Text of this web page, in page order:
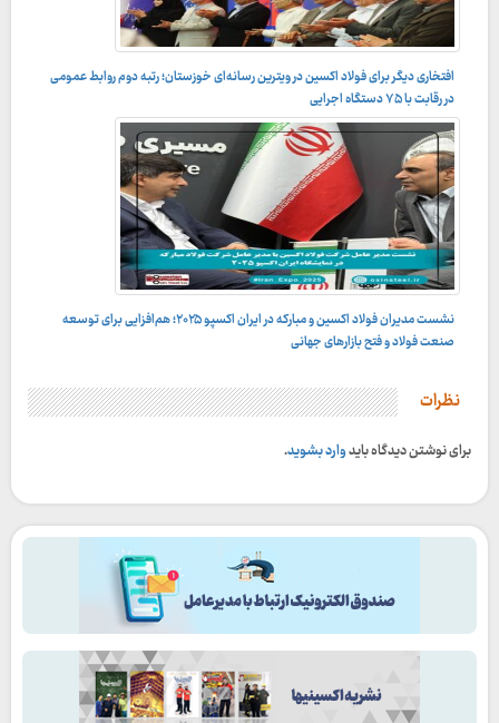
با حضور دستیار اجتماعی رئیس‌جمهور و استاندار خوزستان در مراسم
اختتامیه جشنواره سلام خوزستان؛
افتخاری دیگر برای فولاد اکسین در ویترین رسانه‌ای خوزستان؛ رتبه دوم روابط عمومی
در رقابت با ۷۵ دستگاه اجرایی
ایران اکسپو۲۰۲۵
نشست مدیران فولاد اکسین و مبارکه در ایران اکسپو ۲۰۲۵؛ هم‌افزایی برای توسعه
صنعت فولاد و فتح بازارهای جهانی
نظرات
برای نوشتن دیدگاه بایدوارد بشوید.